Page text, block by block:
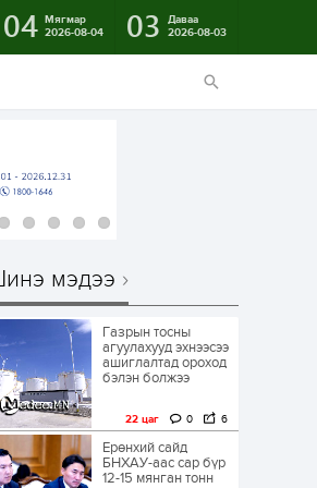
04 Мягмар
2026-08-04
03
Даваа
2026-08-03
мэдээ
Газрын тосны
агуулахууд эхнээсээ
ашиглалтад ороход
бэлэн болжээ
22 цаг 0 6
Ерөнхий сайд
БНХАУ-аас сар бүр
12-15 мянган тонн